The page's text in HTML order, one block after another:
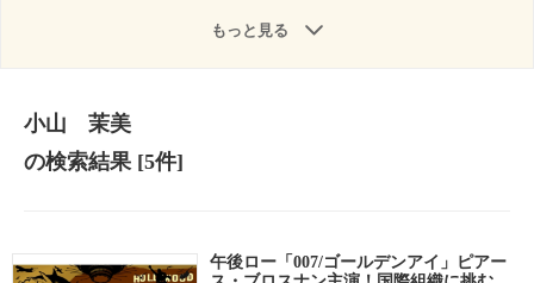
もっと見る
小山 茉美
の検索結果[5件]
午後ロー「007/ゴールデンアイ」ピアー